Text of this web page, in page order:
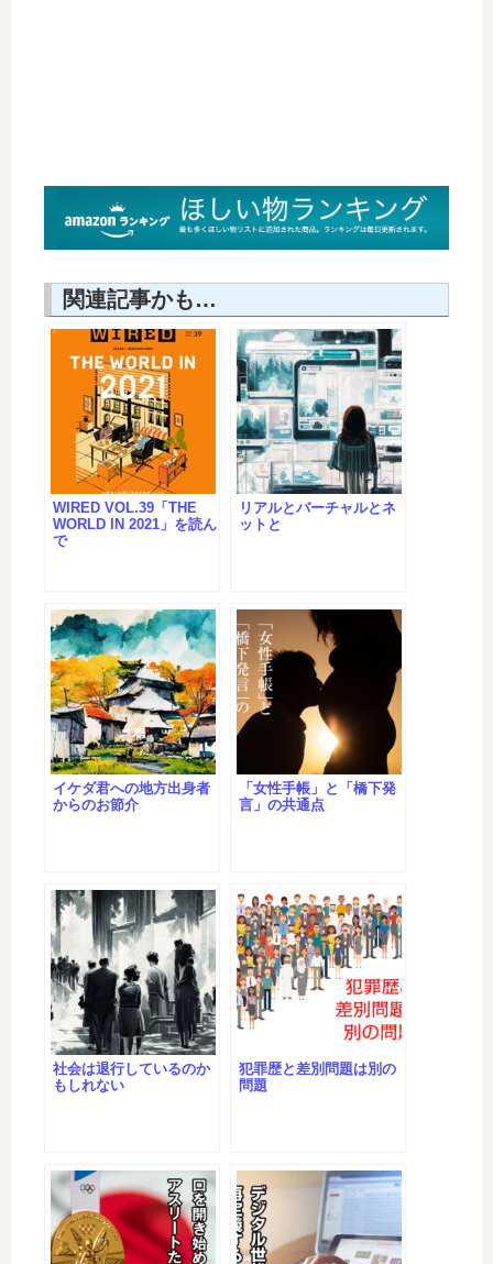
関連記事かも…
WIRED VOL.39「THE
WORLD IN 2021」を読ん
で
リアルとバーチャルとネ
ットと
イケダ君への地方出身者
からのお節介
「女性手帳」と「橋下発
言」の共通点
社会は退行しているのか
もしれない
犯罪歴と差別問題は別の
問題